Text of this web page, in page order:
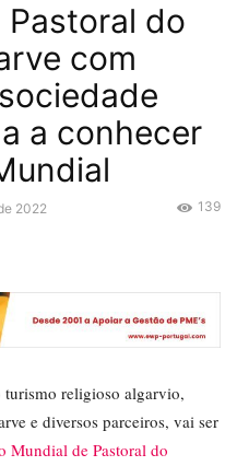
do
com
a conhecer
2022 139
religioso algarvio,
e diversos parceiros, vai ser
Mundial de Pastoral do